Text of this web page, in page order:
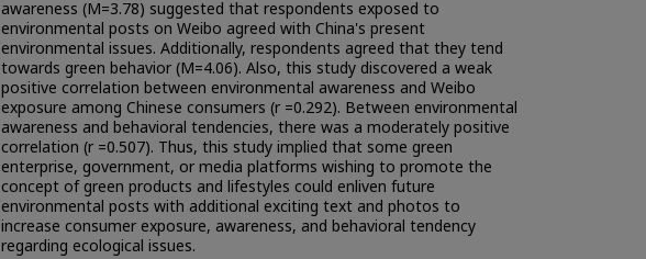
awareness (M=3.78) suggested that respondents exposed to
environmental posts on Weibo agreed with China's present
environmental issues. Additionally, respondents agreed that they tend
towards green behavior (M=4.06). Also, this study discovered a weak
positive correlation between environmental awareness and Weibo
exposure among Chinese consumers (r =0.292). Between environmental
awareness and behavioral tendencies, there was a moderately positive
correlation (r =0.507). Thus, this study implied that some green
enterprise, government, or media platforms wishing to promote the
concept of green products and lifestyles could enliven future
environmental posts with additional exciting text and photos to
increase consumer exposure, awareness, and behavioral tendency
regarding ecological issues.